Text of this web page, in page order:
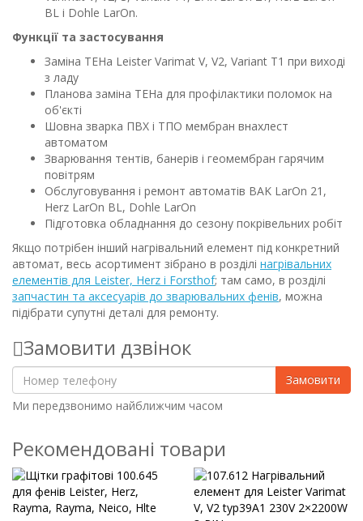
BL і Dohle LarOn.
Функції та застосування
Заміна ТЕНа Leister Varimat V, V2, Variant T1 при виході
з ладу
Планова заміна ТЕНа для профілактики поломок на
об'єкті
Шовна зварка ПВХ і ТПО мембран внахлест
автоматом
Зварювання тентів, банерів і геомембран гарячим
повітрям
Обслуговування і ремонт автоматів BAK LarOn 21,
Herz LarOn BL, Dohle LarOn
Підготовка обладнання до сезону покрівельних робіт
Якщо потрібен інший нагрівальний елемент під конкретний
автомат, весь асортимент зібрано в розділі нагрівальних
елементів для Leister, Herz і Forsthof; там само, в розділі
запчастин та аксесуарів до зварювальних фенів, можна
підібрати супутні деталі для ремонту.
Замовити дзвінок
Замовити
Ми передзвонимо найближчим часом
Рекомендовані товари